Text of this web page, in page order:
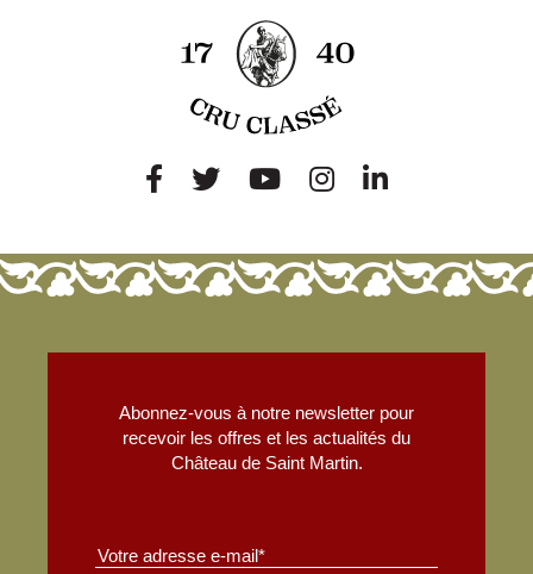
Abonnez-vous à notre newsletter pour
recevoir les offres et les actualités du
Château de Saint Martin.